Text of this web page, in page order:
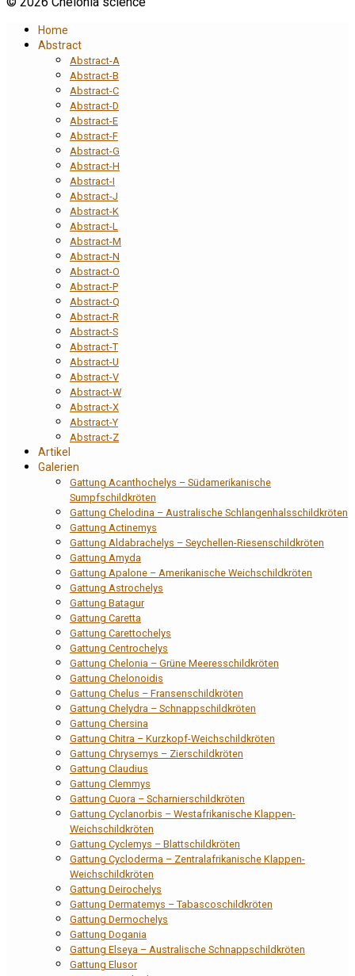
Home
Abstract
Abstract-A
Abstract-B
Abstract-C
Abstract-D
Abstract-E
Abstract-F
Abstract-G
Abstract-H
Abstract-I
Abstract-J
Abstract-K
Abstract-L
Abstract-M
Abstract-N
Abstract-O
Abstract-P
Abstract-Q
Abstract-R
Abstract-S
Abstract-T
Abstract-U
Abstract-V
Abstract-W
Abstract-X
Abstract-Y
Abstract-Z
Artikel
Galerien
Gattung Acanthochelys – Südamerikanische
Sumpfschildkröten
Gattung Chelodina – Australische Schlangenhalsschildkröten
Gattung Actinemys
Gattung Aldabrachelys – Seychellen-Riesenschildkröten
Gattung Amyda
Gattung Apalone – Amerikanische Weichschildkröten
Gattung Astrochelys
Gattung Batagur
Gattung Caretta
Gattung Carettochelys
Gattung Centrochelys
Gattung Chelonia – Grüne Meeresschildkröten
Gattung Chelonoidis
Gattung Chelus – Fransenschildkröten
Gattung Chelydra – Schnappschildkröten
Gattung Chersina
Gattung Chitra – Kurzkopf-Weichschildkröten
Gattung Chrysemys – Zierschildkröten
Gattung Claudius
Gattung Clemmys
Gattung Cuora – Scharnierschildkröten
Gattung Cyclanorbis – Westafrikanische Klappen-
Weichschildkröten
Gattung Cyclemys – Blattschildkröten
Gattung Cycloderma – Zentralafrikanische Klappen-
Weichschildkröten
Gattung Deirochelys
Gattung Dermatemys – Tabascoschildkröten
Gattung Dermochelys
Gattung Dogania
Gattung Elseya – Australische Schnappschildkröten
Gattung Elusor